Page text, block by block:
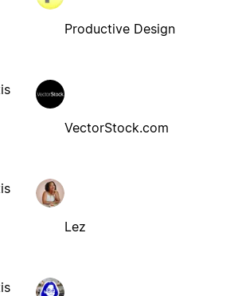
Productive Design
VectorStock.com
Lez